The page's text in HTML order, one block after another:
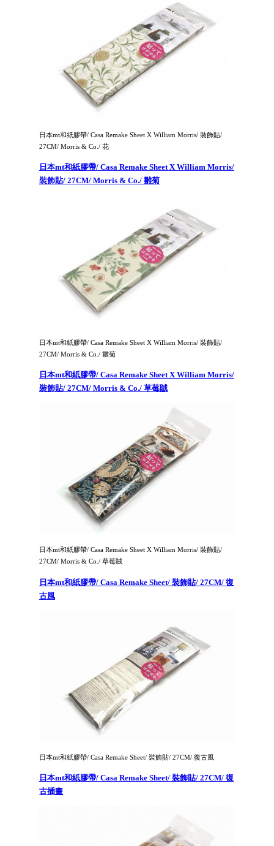
日本mt和紙膠帶/ Casa Remake Sheet X William Morris/ 裝飾貼/
27CM/ Morris & Co./ 花
日本mt和紙膠帶/ Casa Remake Sheet X William Morris/
裝飾貼/ 27CM/ Morris & Co./ 雛菊
日本mt和紙膠帶/ Casa Remake Sheet X William Morris/ 裝飾貼/
27CM/ Morris & Co./ 雛菊
日本mt和紙膠帶/ Casa Remake Sheet X William Morris/
裝飾貼/ 27CM/ Morris & Co./ 草莓賊
日本mt和紙膠帶/ Casa Remake Sheet X William Morris/ 裝飾貼/
27CM/ Morris & Co./ 草莓賊
日本mt和紙膠帶/ Casa Remake Sheet/ 裝飾貼/ 27CM/ 復
古風
日本mt和紙膠帶/ Casa Remake Sheet/ 裝飾貼/ 27CM/ 復古風
日本mt和紙膠帶/ Casa Remake Sheet/ 裝飾貼/ 27CM/ 復
古插畫